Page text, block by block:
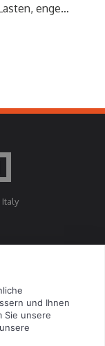
enge
Element in
Italy
EA, IAF, ILAC